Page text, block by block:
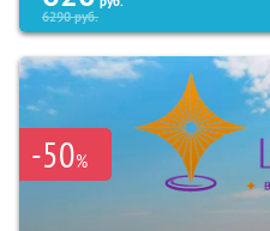
6290руб.
-50%